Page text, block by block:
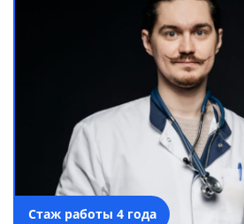
Стаж работы 4 года